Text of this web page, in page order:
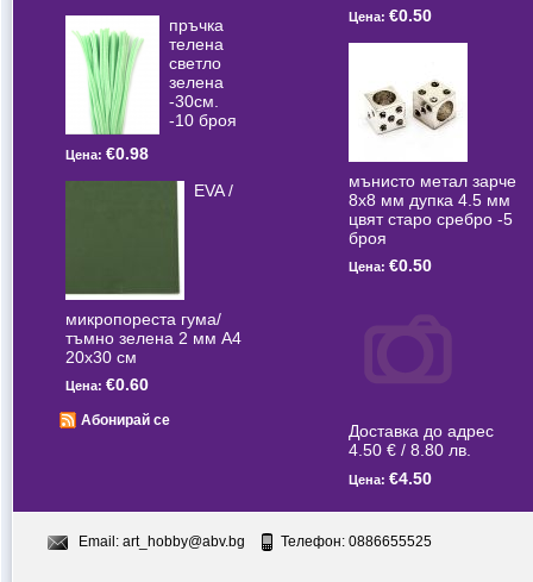
пръчка
телена
светлo
зелена
-30см.
-10 броя
Цена: €0.98
EVA /
микропореста гума/
тъмно зелена 2 мм А4
20x30 см
Цена: €0.60
Абонирай се
Цена: €0.50
мънисто метал зарче
8x8 мм дупка 4.5 мм
цвят старо сребро -5
броя
Цена: €0.50
Доставка до адрес
4.50 € / 8.80 лв.
Цена: €4.50
Email: art_hobby@abv.bg Телефон: 0886655525